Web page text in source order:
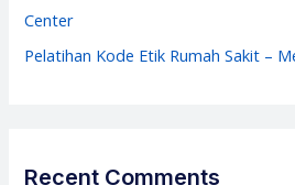
Center
Pelatihan Kode Etik Rumah Sakit –
Recent Comments